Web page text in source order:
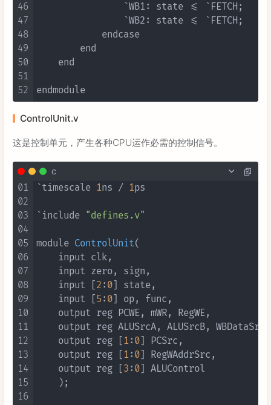
46
47
48
49
50
51
52
                `WB1: state <= `FETCH;
                `WB2: state <= `FETCH;
            endcase
        end
    end
ControlUnit.v
这是控制单元，产生各种CPU运作必需的控制信号。
c
01
02
03
04
05
06
07
08
09
10
11
12
13
14
15
16
`timescale 1ns / 1ps
`include "defines.v"
module ControlUnit(
    input clk,
    input zero, sign,
    input [
2 : 0 ] state,
    input [
5 : 0 ] op, func,
    output reg PCWE, mWR, RegWE,
output reg ALUSrcA, ALUSrcB,
    output reg [
1: 0 ] PCSrc,
    output reg [
1: 0 ] RegWAddrSrc,
    output reg [
3 : 0 ] ALUControl
    )
;